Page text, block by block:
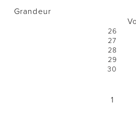
L'équipe
Politiques de
Politique de
Politiques et
Grandeur
26
27
28
29
30